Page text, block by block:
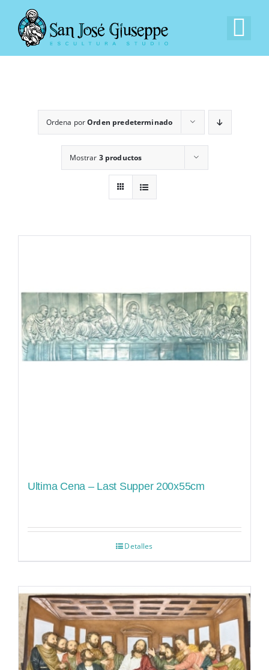
contenido
Nuestra Empresa
Experiencia
Ordena porOrden predeterminado
Mostrar 3 productos
Ultima Cena – Last Supper 200x55cm
Detalles